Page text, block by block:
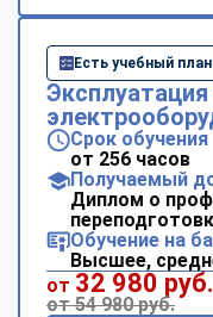
Есть учебный план
Срок обучения
от 256 часов
Получаемый
Диплом о
Обучение на
Высшее,
от 32 980 руб.
от 54 980 руб.